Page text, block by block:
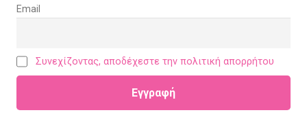
Email
Συνεχίζοντας, αποδέχεστε την πολιτική απορρήτου